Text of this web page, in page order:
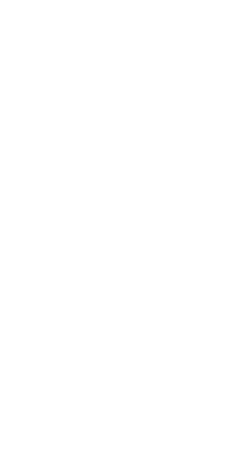
surtout au début de la maladie.
de la muqueuse gastrique. L'action anti-
notamment en augmentant la quantité de
les radicaux libres, ces molécules agressives